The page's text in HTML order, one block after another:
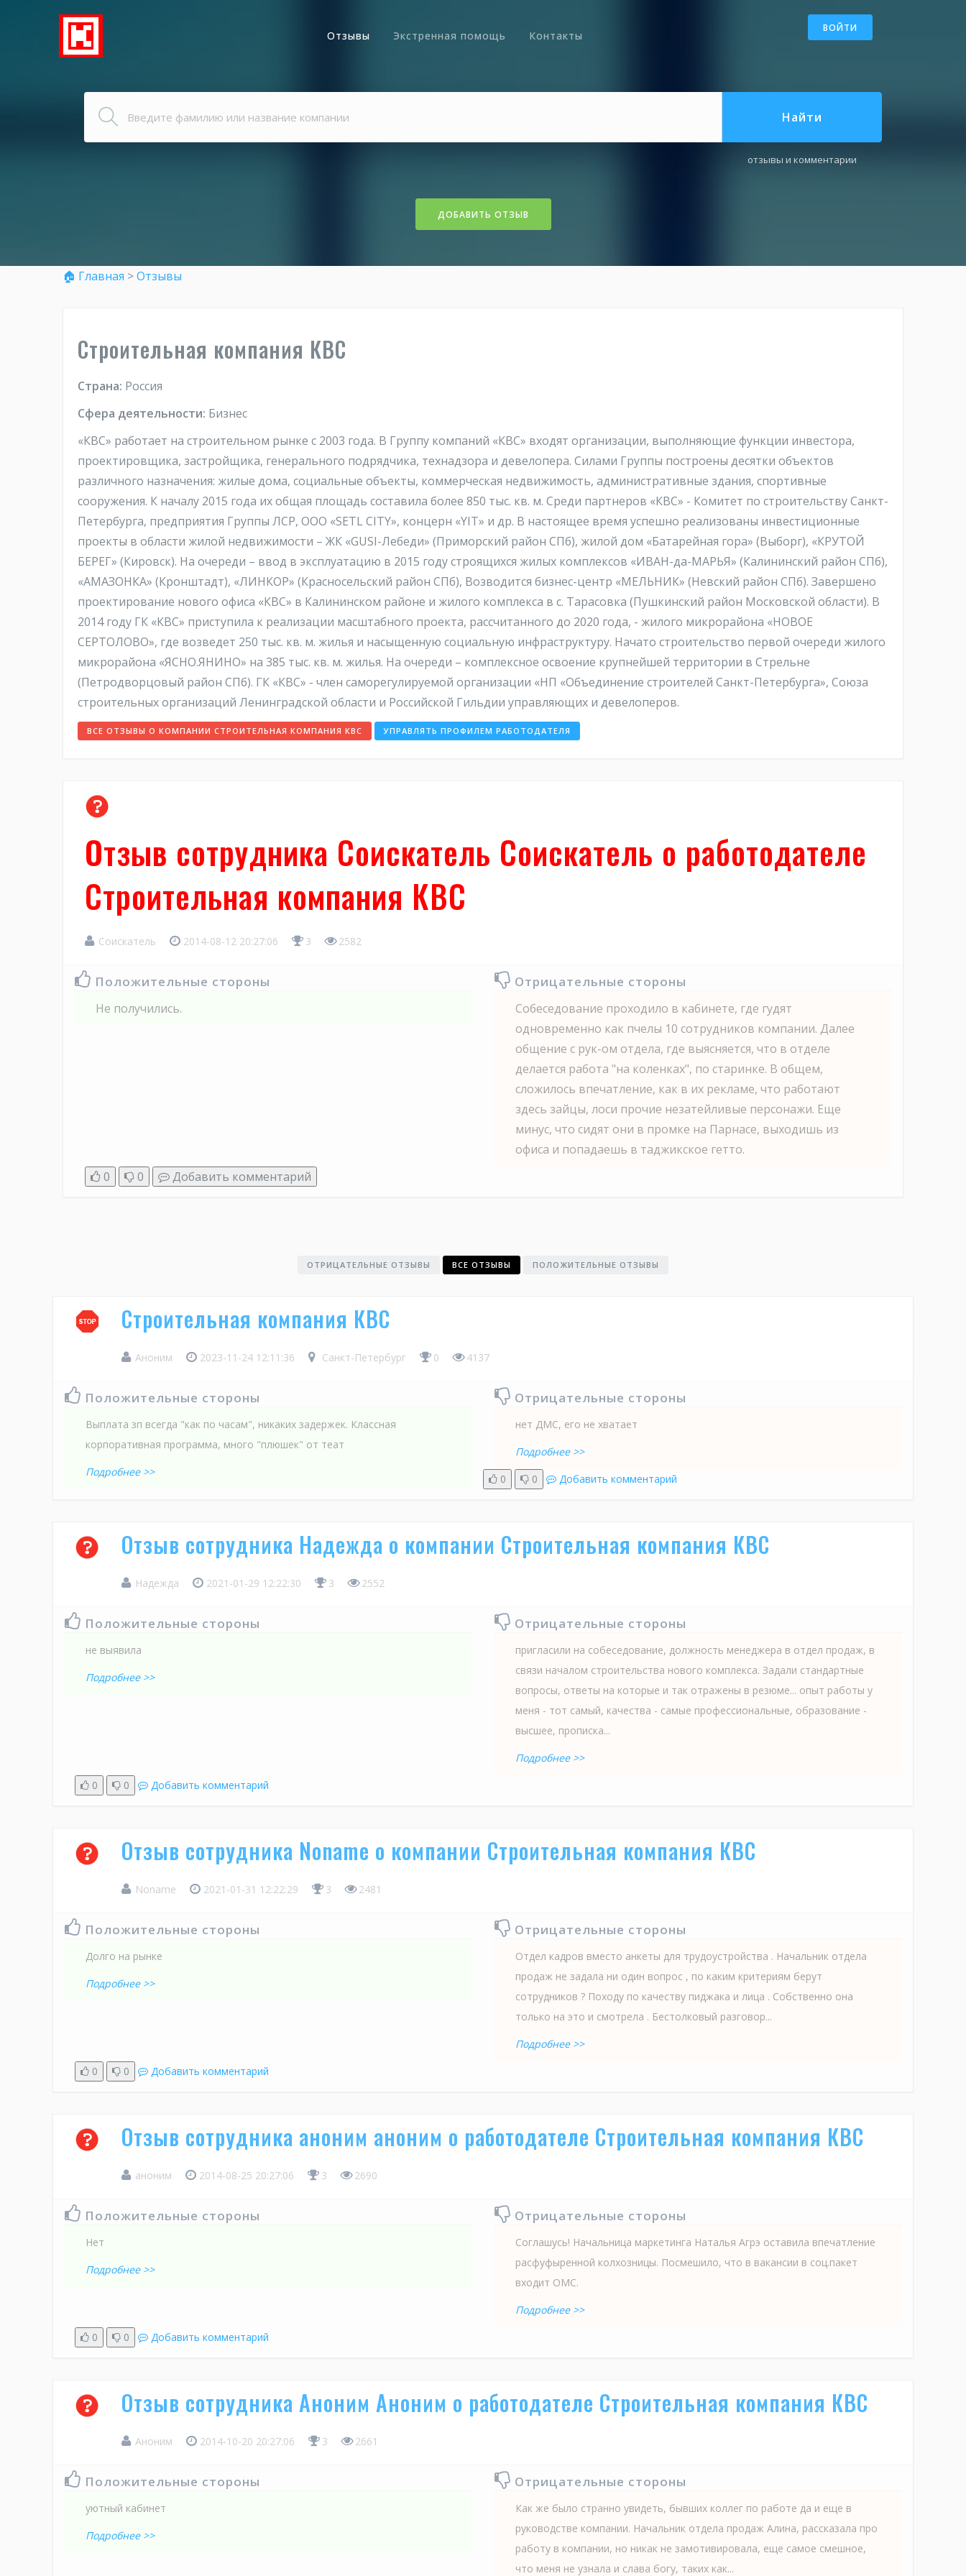
ВОЙТИ
Отзывы Экстренная помощь Контакты
Найти
отзывы и комментарии
ДОБАВИТЬ ОТЗЫВ
🏠 Главная >Отзывы
Строительная компания КВС
Страна: Россия
Сфера деятельности: Бизнес
«КВС» работает на строительном рынке с 2003 года. В Группу компаний «КВС» входят организации, выполняющие функции инвестора,
проектировщика, застройщика, генерального подрядчика, технадзора и девелопера. Силами Группы построены десятки объектов
различного назначения: жилые дома, социальные объекты, коммерческая недвижимость, административные здания, спортивные
сооружения. К началу 2015 года их общая площадь составила более 850 тыс. кв. м. Среди партнеров «КВС» - Комитет по строительству Санкт-
Петербурга, предприятия Группы ЛСР, ООО «SETL CITY», концерн «YIT» и др. В настоящее время успешно реализованы инвестиционные
проекты в области жилой недвижимости – ЖК «GUSI-Лебеди» (Приморский район СПб), жилой дом «Батарейная гора» (Выборг), «КРУТОЙ
БЕРЕГ» (Кировск). На очереди – ввод в эксплуатацию в 2015 году строящихся жилых комплексов «ИВАН-да-МАРЬЯ» (Калининский район СПб),
«АМАЗОНКА» (Кронштадт), «ЛИНКОР» (Красносельский район СПб), Возводится бизнес-центр «МЕЛЬНИК» (Невский район СПб). Завершено
проектирование нового офиса «КВС» в Калининском районе и жилого комплекса в с. Тарасовка (Пушкинский район Московской области). В
2014 году ГК «КВС» приступила к реализации масштабного проекта, рассчитанного до 2020 года, - жилого микрорайона «НОВОЕ
СЕРТОЛОВО», где возведет 250 тыс. кв. м. жилья и насыщенную социальную инфраструктуру. Начато строительство первой очереди жилого
микрорайона «ЯСНО.ЯНИНО» на 385 тыс. кв. м. жилья. На очереди – комплексное освоение крупнейшей территории в Стрельне
(Петродворцовый район СПб). ГК «КВС» - член саморегулируемой организации «НП «Объединение строителей Санкт-Петербурга», Союза
строительных организаций Ленинградской области и Российской Гильдии управляющих и девелоперов.
ВСЕ ОТЗЫВЫ О КОМПАНИИ СТРОИТЕЛЬНАЯ КОМПАНИЯ КВС УПРАВЛЯТЬ ПРОФИЛЕМ РАБОТОДАТЕЛЯ
Отзыв сотрудника Соискатель Соискатель о работодателе
Строительная компания КВС
Соискатель 2014-08-12 20:27:06 3 2582
Положительные стороны
Не получились.
Отрицательные стороны
Собеседование проходило в кабинете, где гудят
одновременно как пчелы 10 сотрудников компании. Далее
общение с рук-ом отдела, где выясняется, что в отделе
делается работа "на коленках", по старинке. В общем,
сложилось впечатление, как в их рекламе, что работают
здесь зайцы, лоси прочие незатейливые персонажи. Еще
минус, что сидят они в промке на Парнасе, выходишь из
офиса и попадаешь в таджикское гетто.
0
0 Добавить комментарий
ОТРИЦАТЕЛЬНЫЕ ОТЗЫВЫ ВСЕ ОТЗЫВЫ ПОЛОЖИТЕЛЬНЫЕ ОТЗЫВЫ
Строительная компания КВС
Аноним 2023-11-24 12:11:36 Санкт-Петербург 0 4137
Положительные стороны
Выплата зп всегда "как по часам", никаких задержек. Классная
корпоративная программа, много "плюшек" от теат
Подробнее >>
Отрицательные стороны
нет ДМС, его не хватает
Подробнее >>
0
0 Добавить комментарий
Отзыв сотрудника Надежда о компании Строительная компания КВС
Надежда 2021-01-29 12:22:30 3 2552
Положительные стороны
не выявила
Подробнее >>
Отрицательные стороны
пригласили на собеседование, должность менеджера в отдел продаж, в
связи началом строительства нового комплекса. Задали стандартные
вопросы, ответы на которые и так отражены в резюме... опыт работы у
меня - тот самый, качества - самые профессиональные, образование -
высшее, прописка...
Подробнее >>
0
0 Добавить комментарий
Отзыв сотрудника Noname о компании Строительная компания КВС
Noname 2021-01-31 12:22:29 3 2481
Положительные стороны
Долго на рынке
Подробнее >>
Отрицательные стороны
Отдел кадров вместо анкеты для трудоустройства . Начальник отдела
продаж не задала ни один вопрос , по каким критериям берут
сотрудников ? Походу по качеству пиджака и лица . Собственно она
только на это и смотрела . Бестолковый разговор...
Подробнее >>
0
0 Добавить комментарий
Отзыв сотрудника аноним аноним о работодателе Строительная компания КВС
аноним 2014-08-25 20:27:06 3 2690
Положительные стороны
Нет
Подробнее >>
Отрицательные стороны
Соглашусь! Начальница маркетинга Наталья Агрэ оставила впечатление
расфуфыренной колхозницы. Посмешило, что в вакансии в соц.пакет
входит ОМС.
Подробнее >>
0
0 Добавить комментарий
Отзыв сотрудника Аноним Аноним о работодателе Строительная компания КВС
Аноним 2014-10-20 20:27:06 3 2661
Положительные стороны
уютный кабинет
Подробнее >>
Отрицательные стороны
Как же было странно увидеть, бывших коллег по работе да и еще в
руководстве компании. Начальник отдела продаж Алина, рассказала про
работу в компании, но никак не замотивировала, еще самое смешное,
что меня не узнала и слава богу, таких как...